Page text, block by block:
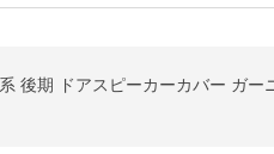
後期 ドアスピーカーカバー ガ